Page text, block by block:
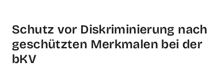
Schutz vor Diskriminierung nach
geschützten Merkmalen bei der
bKV